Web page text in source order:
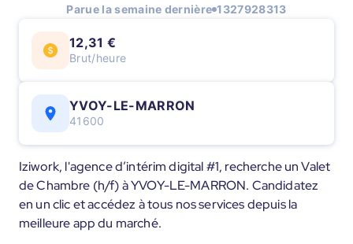
Parue la semaine dernière 1327928313
12,31 €
Brut/heure
YVOY-LE-MARRON
41600
Iziwork, l'agence d’intérim digital #1, recherche un Valet
de Chambre (h/f) à YVOY-LE-MARRON. Candidatez
en un clic et accédez à tous nos services depuis la
meilleure app du marché.